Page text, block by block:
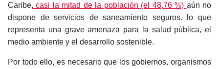
Caribe, casi la mitad de la población (el 48,76 %) aún no
dispone de servicios de saneamiento seguros,
lo que
representa una grave amenaza para la salud pública, el
medio ambiente y el desarrollo sostenible.
Por todo ello, es necesario que los gobiernos, organismos